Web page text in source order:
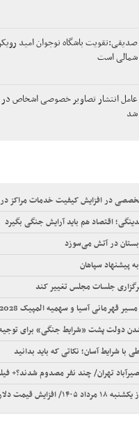
صدیقی:تقویت باشگاه نوجوان امید
شمالی است
عامل انتشار تصاویر خصوصی اشخاص
شد
در افزایش کیفیت خدمات مراکز
اقتصاد هم باید آرایش جنگی بگیرد
در آتش می‌سوزد
پیشنهاد سپاهان
جلسات مجلس تغییر کند
قهرمانی آسیا و سهمیه المپیک 2028
شدن دولت پشت «شرایط جنگی» برای
شرایط آسان؛ نکاتی که باید بدانید
تهران/ چند نفر مصدوم شدند؟+
افزایش قیمت دلار